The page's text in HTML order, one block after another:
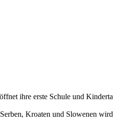
ihre erste Schule und
Kroaten und Slowenen